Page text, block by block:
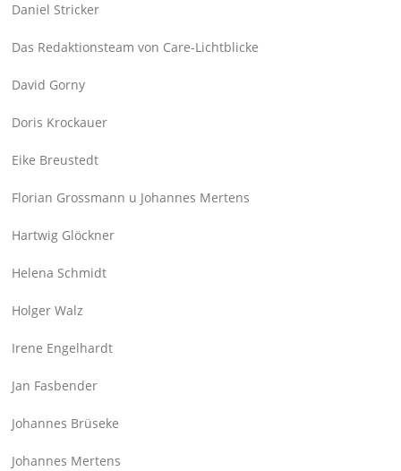
Daniel Stricker
Das Redaktionsteam von Care-Lichtblicke
David Gorny
Doris Krockauer
Eike Breustedt
Florian Grossmann u Johannes Mertens
Hartwig Glöckner
Helena Schmidt
Holger Walz
Irene Engelhardt
Jan Fasbender
Johannes Brüseke
Johannes Mertens